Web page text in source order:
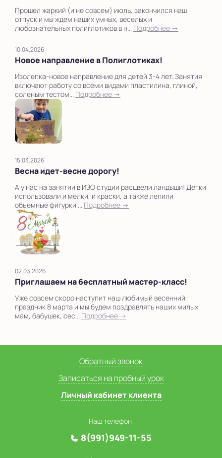
Прошел жаркий (и не совсем) июль, закончился наш
отпуск и мы ждем наших умных, веселых и
любознательных полиглотиков в н... Подробнее →
10.04.2026
Новое направление в Полиглотиках!
Изолепка-новое направление для детей 3-4 лет. Занятия
включают работу со всеми видами пластилина, глиной,
соленым тестом... Подробнее →
15.03.2026
Весна идет-весне дорогу!
А у нас на занятии в ИЗО студии расцвели ландыши! Детки
использовали и мелки, и краски, а также лепили
объемные фигурки ... Подробнее →
02.03.2026
Приглашаем на бесплатный мастер-класс!
Уже совсем скоро наступит наш любимый весенний
праздник 8 марта и мы будем поздравлять наших милых
мам, бабушек, сес... Подробнее →
Обратный звонок
Записаться на пробный урок
Личный кабинет клиента
Наш телефон:
8(991)949-11-55